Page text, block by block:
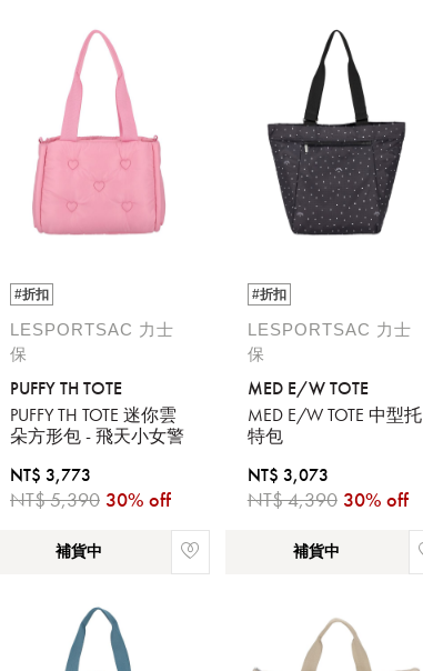
#折扣
LESPORTSAC 力士
保
PUFFY TH TOTE
PUFFY TH TOTE 迷你雲
朵方形包 - 飛天小女警
NT$ 3,773
NT$ 5,390 30% off
補貨中
#折扣
LESPORTSAC 力士
保
MED E/W TOTE
MED E/W TOTE 中型托
特包
NT$ 3,073
NT$ 4,390 30% off
補貨中